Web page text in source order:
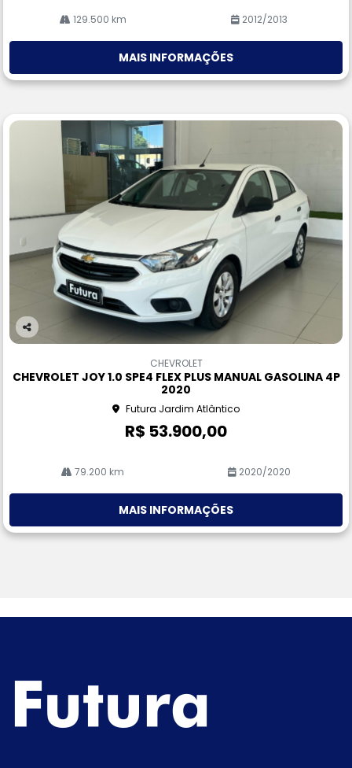
129.500 km 2012/2013
MAIS INFORMAÇÕES
Co
rtil
CHEVROLET
CHEVROLET JOY 1.0 SPE4 FLEX PLUS MANUAL GASOLINA 4P
2020
Futura Jardim Atlântico
R$ 53.900,00
79.200 km 2020/2020
MAIS INFORMAÇÕES